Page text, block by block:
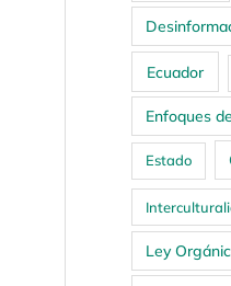
Ecuador
Enfoques
Estado
Ley